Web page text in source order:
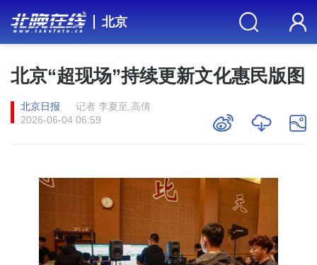
北京
北京“超现场”持续更新文化惠民版图
北京日报
记者 李夏至,高倩
2026-06-04 06:59